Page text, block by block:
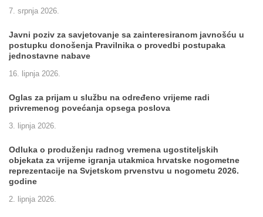
7. srpnja 2026.
Javni poziv za savjetovanje sa zainteresiranom javnošću u
postupku donošenja Pravilnika o provedbi postupaka
jednostavne nabave
16. lipnja 2026.
Oglas za prijam u službu na određeno vrijeme radi
privremenog povećanja opsega poslova
3. lipnja 2026.
Odluka o produženju radnog vremena ugostiteljskih
objekata za vrijeme igranja utakmica hrvatske nogometne
reprezentacije na Svjetskom prvenstvu u nogometu 2026.
godine
2. lipnja 2026.